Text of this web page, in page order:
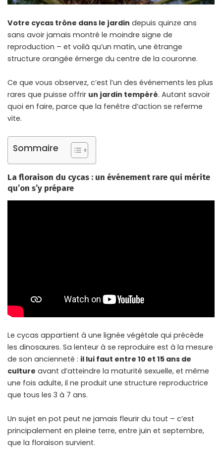
Votre cycas trône dans le jardin depuis quinze ans
sans avoir jamais montré le moindre signe de
reproduction – et voilà qu’un matin, une étrange
structure orangée émerge du centre de la couronne.
Ce que vous observez, c’est l’un des événements les plus
rares que puisse offrir un jardin tempéré. Autant savoir
quoi en faire, parce que la fenêtre d’action se referme
vite.
Sommaire
La floraison du cycas : un événement rare qui mérite
qu’on s’y prépare
Le cycas appartient à une lignée végétale qui précède
les dinosaures. Sa lenteur à se reproduire est à la mesure
de son ancienneté : il lui faut entre 10 et 15 ans de
culture avant d’atteindre la maturité sexuelle, et même
une fois adulte, il ne produit une structure reproductrice
que tous les 3 à 7 ans.
Un sujet en pot peut ne jamais fleurir du tout – c’est
principalement en pleine terre, entre juin et septembre,
que la floraison survient.